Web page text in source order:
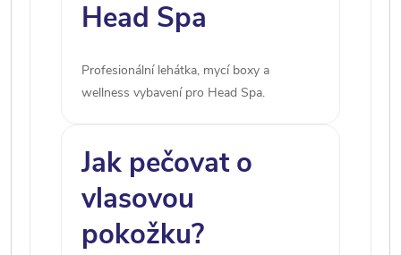
Head Spa
Profesionální lehátka, mycí boxy a
wellness vybavení pro Head Spa.
Jak pečovat o
vlasovou
pokožku?